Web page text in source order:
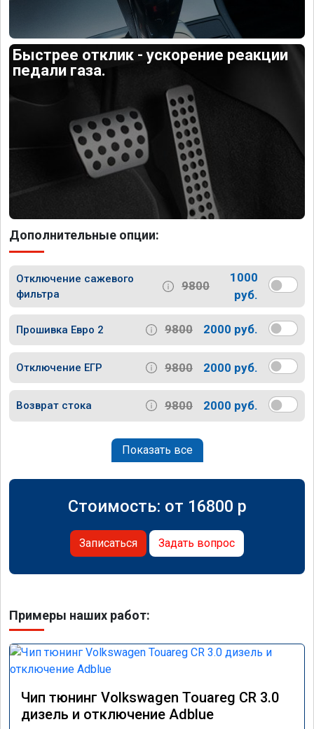
Быстрее отклик - ускорение реакции
педали газа.
Дополнительные опции:
Отключение сажевого
фильтра
9800
1000
руб.
Прошивка Евро 2 9800 2000 руб.
Отключение ЕГР 9800 2000 руб.
Возврат стока 9800 2000 руб.
Показать все
Стоимость: от 16800 p
Записаться Задать вопрос
Примеры наших работ:
Чип тюнинг Volkswagen Touareg CR 3.0
дизель и отключение Adblue